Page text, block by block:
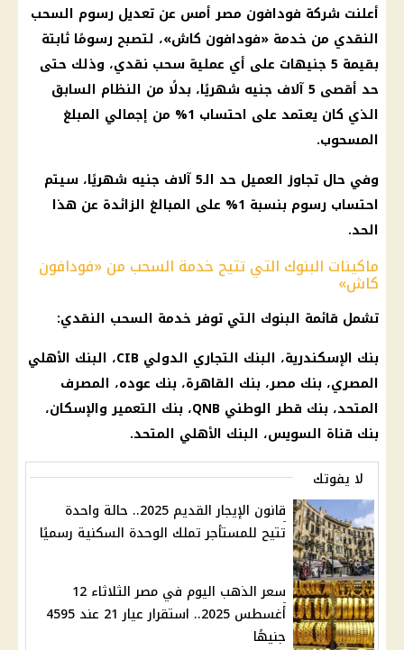
أعلنت شركة فودافون مصر أمس عن تعديل رسوم السحب
النقدي من خدمة «فودافون كاش»، لتصبح رسومًا ثابتة
بقيمة 5 جنيهات على أي عملية
سحب نقدي، وذلك حتى
حد أقصى 5 آلاف جنيه شهريًا، بدلًا من النظام السابق
الذي كان يعتمد على احتساب 1% من إجمالي المبلغ
المسحوب.
وفي حال تجاوز العميل حد الـ5 آلاف جنيه شهريًا، سيتم
احتساب رسوم بنسبة 1% على المبالغ الزائدة عن هذا
الحد.
ماكينات البنوك التي تتيح خدمة السحب من «فودافون
كاش»
تشمل قائمة البنوك التي توفر خدمة السحب النقدي:
بنك الإسكندرية، البنك التجاري الدولي
البنك الأهلي
المصري، بنك مصر، بنك القاهرة، بنك عوده، المصرف
المتحد، بنك قطر الوطني QNB، بنك التعمير والإسكان،
بنك قناة السويس، البنك الأهلي المتحد.
لا يفوتك
قانون الإيجار القديم 2025.. حالة واحدة
تتيح للمستأجر تملك الوحدة السكنية رسميًا
سعر الذهب اليوم في مصر الثلاثاء 12
أغسطس 2025.. استقرار عيار 21 عند 4595
جنيهًا